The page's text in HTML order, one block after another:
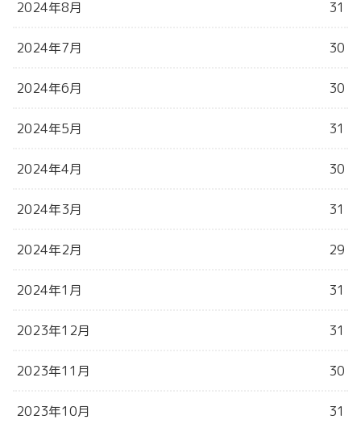
2024年8月 31
2024年7月 30
2024年6月 30
2024年5月 31
2024年4月 30
2024年3月 31
2024年2月 29
2024年1月 31
2023年12月 31
2023年11月 30
2023年10月 31